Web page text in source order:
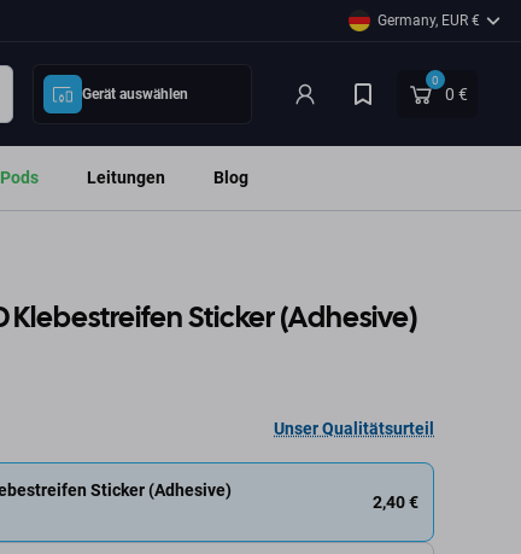
Germany, EUR €
Gerät auswählen
0
0 €
Leitungen Blog
Klebestreifen Sticker (Adhesive)
Unser Qualitätsurteil
Sticker (Adhesive)
2,40 €